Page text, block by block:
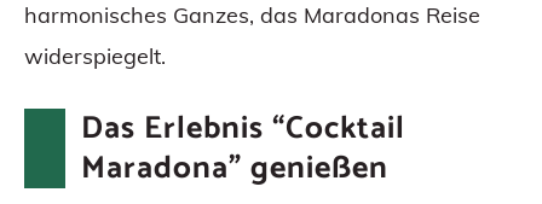
harmonisches Ganzes, das Maradonas Reise
widerspiegelt.
Das Erlebnis “Cocktail
Maradona” genießen